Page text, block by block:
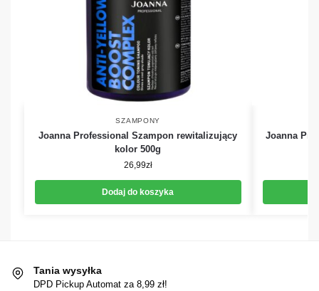
SZAMPONY
Joanna Professional Szampon rewitalizujący
kolor 500g
26,99zł
Dodaj do koszyka
Joanna
Tania wysyłka
DPD Pickup Automat za 8,99 zł!